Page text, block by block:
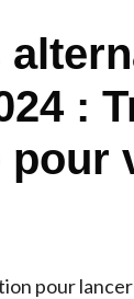
:
pour
pour